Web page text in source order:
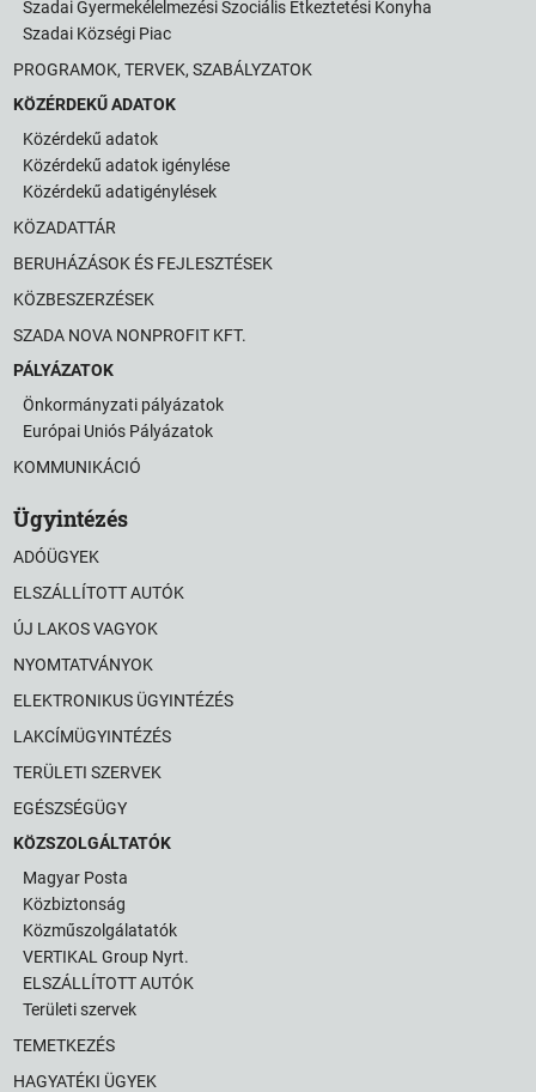
Szadai Gyermekélelmezési Szociális Étkeztetési Konyha
Szadai Községi Piac
PROGRAMOK, TERVEK, SZABÁLYZATOK
KÖZÉRDEKŰ ADATOK
Közérdekű adatok
Közérdekű adatok igénylése
Közérdekű adatigénylések
KÖZADATTÁR
BERUHÁZÁSOK ÉS FEJLESZTÉSEK
KÖZBESZERZÉSEK
SZADA NOVA NONPROFIT KFT.
PÁLYÁZATOK
Önkormányzati pályázatok
Európai Uniós Pályázatok
KOMMUNIKÁCIÓ
Ügyintézés
ADÓÜGYEK
ELSZÁLLÍTOTT AUTÓK
ÚJ LAKOS VAGYOK
NYOMTATVÁNYOK
ELEKTRONIKUS ÜGYINTÉZÉS
LAKCÍMÜGYINTÉZÉS
TERÜLETI SZERVEK
EGÉSZSÉGÜGY
KÖZSZOLGÁLTATÓK
Magyar Posta
Közbiztonság
Közműszolgálatatók
VERTIKAL Group Nyrt.
ELSZÁLLÍTOTT AUTÓK
Területi szervek
TEMETKEZÉS
HAGYATÉKI ÜGYEK